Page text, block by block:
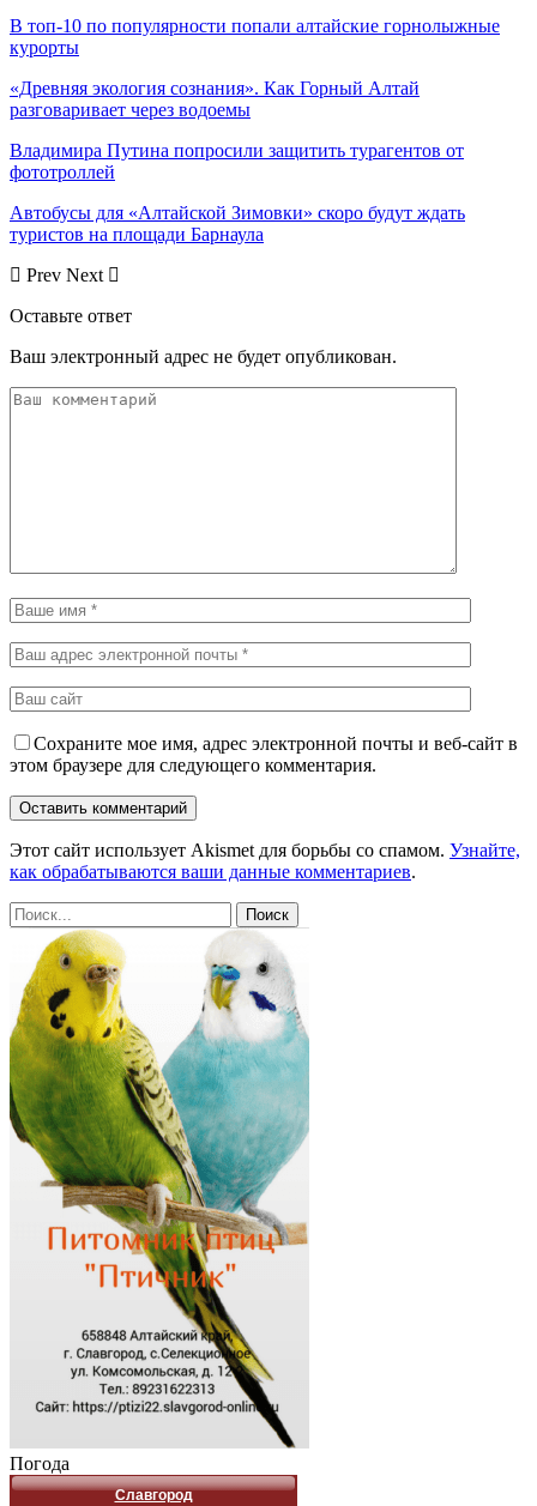
В топ-10 по популярности попали алтайские горнолыжные
курорты
«Древняя экология сознания». Как Горный Алтай
разговаривает через водоемы
Владимира Путина попросили защитить турагентов от
фототроллей
Автобусы для «Алтайской Зимовки» скоро будут ждать
туристов на площади Барнаула
Prev Next
Оставьте ответ
Ваш электронный адрес не будет опубликован.
Сохраните мое имя, адрес электронной почты и веб-сайт в
этом браузере для следующего комментария.
Этот сайт использует Akismet для борьбы со спамом. Узнайте,
как обрабатываются ваши данные комментариев.
Погода
Славгород